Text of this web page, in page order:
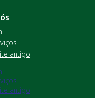
antigo
antigo